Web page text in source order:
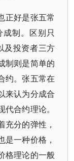
正好是张五常
制。区别只
及投资者三方
制则是简单的
约。张五常在
来认为分成合
合约理论。
分的弹性，
一种价格，
格理论的一般